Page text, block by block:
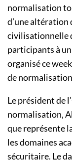
normalisation
d’une altération
civilisationnelle
participants à
organisé ce
de normalisation
Le président de
normalisation,
que représente
les domaines
sécuritaire. Le